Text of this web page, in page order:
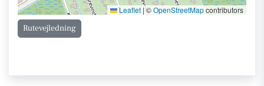
Leaflet|©OpenStreetMapcontributors
Rutevejledning